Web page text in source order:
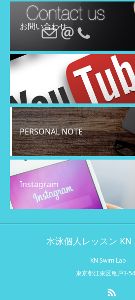
お問い合わせ
PERSONAL NOTE
Instagram
水泳個人レッスン
KN Swim Lab
東京都江東区亀戸3-